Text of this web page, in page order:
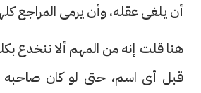
أن يلغى عقله، وأن يرمى المراجع
هنا قلت إنه من المهم ألا ننخدع
قبل أى اسم، حتى لو كان صاحبه